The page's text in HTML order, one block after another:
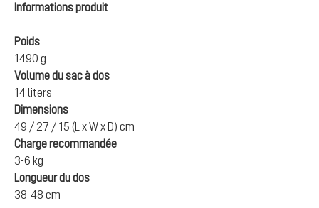
Informations produit
Poids
1490 g
Volume du sac à dos
14 liters
Dimensions
49 / 27 / 15 (L x W x D) cm
Charge recommandée
3-6 kg
Longueur du dos
38-48 cm